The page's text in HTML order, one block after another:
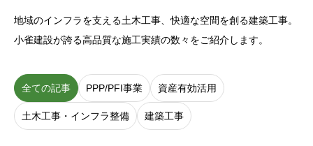
地域のインフラを支える土木工事、快適な空間を創る建築工事。
小雀建設が誇る高品質な施工実績の数々をご紹介します。
全ての記事 PPP/PFI事業 資産有効活用
土木工事・インフラ整備 建築工事